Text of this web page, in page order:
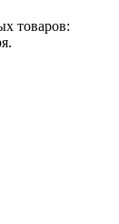
товаров: